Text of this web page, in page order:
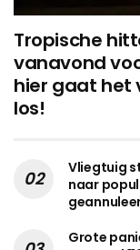
Tropische
vanavond
hier gaat het
los!
Vliegtuig
naar
Grote